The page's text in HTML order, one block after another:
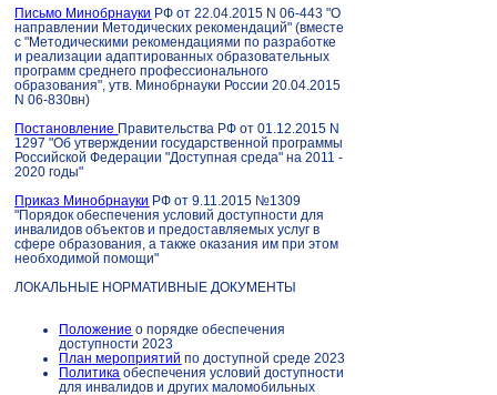
Письмо Минобрнауки РФ от 22.04.2015 N 06-443 "О
направлении Методических рекомендаций" (вместе
с "Методическими рекомендациями по разработке
и реализации адаптированных образовательных
программ среднего профессионального
образования", утв. Минобрнауки России 20.04.2015
N 06-830вн)
Постановление Правительства РФ от 01.12.2015 N
1297 "Об утверждении государственной программы
Российской Федерации "Доступная среда" на 2011 -
2020 годы"
Приказ Минобрнауки РФ от 9.11.2015 №1309
"Порядок обеспечения условий доступности для
инвалидов объектов и предоставляемых услуг в
сфере образования, а также оказания им при этом
необходимой помощи"
ЛОКАЛЬНЫЕ НОРМАТИВНЫЕ ДОКУМЕНТЫ
Положение о порядке обеспечения
доступности 2023
План мероприятий по доступной среде 2023
Политика обеспечения условий доступности
для инвалидов и других маломобильных